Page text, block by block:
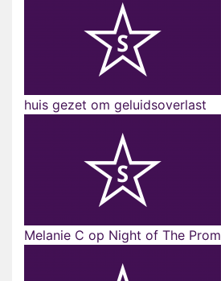
huis gezet om geluidsoverlast
Melanie C op Night of The